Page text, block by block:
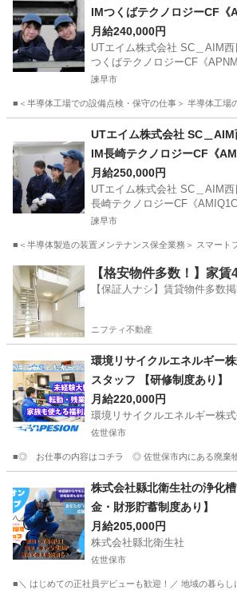
IMつくばテクノロジーCF《
検・メンテナンス保全 【研
月給240,000円
UTエイム株式会社 SC＿AIM
つくばテクノロジーCF《
諫早市
■＜半導体工場での設備点検・保守の仕事＞ 半導体工
マンション管理
UTエイム株式会社 SC＿AIM西日
IM長崎テクノロジーCF《
ス保全・保守 【Web面接OK
月給250,000円
UTエイム株式会社 SC＿AIM
長崎テクノロジーCF《AMIQ1C
諫早市
■＜半導体製造の装置メンテナンス保全業務＞ スマー
長崎 諫早市 マンション管理
【格安物件多数！】家
【保証人ナシ】賃貸物件多数掲
ニフティ不動産
環境リサイクルエネルギー
スタッフ 【研修制度あり】
月給220,000円
環境リサイクルエネルギー株
佐世保市
■◎ お仕事の内容はコチラ ◎ 佐世保市内にある廃棄物
マンション管理
株式会社縣北衛生社の浄化
金・財形貯蓄制度あり】
月給205,000円
株式会社縣北衛生社
佐世保市
■＼ はじめての正社員デビューも歓迎！／ 地域の暮ら